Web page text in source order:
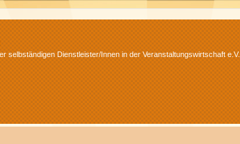
selbständigen Dienstleister/Innen in der Veranstaltungswirtschaft e.V.